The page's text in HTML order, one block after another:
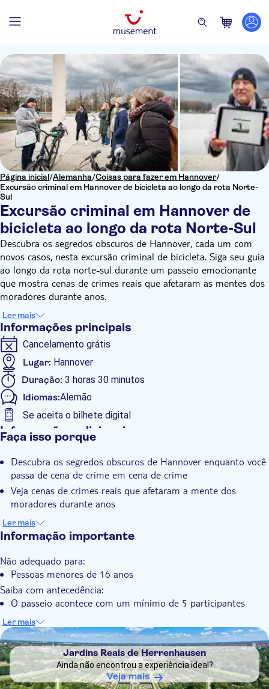
Página inicial/Alemanha/Coisas para fazer em Hannover/
Excursão criminal em Hannover de bicicleta ao longo da rota Norte-
Sul
Excursão criminal em Hannover de
bicicleta ao longo da rota Norte-Sul
Descubra os segredos obscuros de Hannover, cada um com
novos casos, nesta excursão criminal de bicicleta. Siga seu guia
ao longo da rota norte-sul durante um passeio emocionante
que mostra cenas de crimes reais que afetaram as mentes dos
moradores durante anos.
Ao longo do idílico Maschsee, você descobrirá quais casos
criminais verdadeiros aconteceram aqui nas últimas décadas e
quais ainda hoje estão parcialmente sem solução. O caminho
leva você do centro da cidade para os bairros vizinhos de
Hannover. Mas tenha cuidado: crimes verdadeiros e casos
criminais também aconteceram aqui.
Ler mais
Informações principais
Cancelamento grátis
Lugar: Hannover
Duração: 3 horas 30 minutos
Idiomas:Alemão
Se aceita o bilhete digital
Informações adicionais
Tour guiado
Faça isso porque
Descubra os segredos obscuros de Hannover enquanto você
passa de cena de crime em cena de crime
Veja cenas de crimes reais que afetaram a mente dos
moradores durante anos
Descubra os verdadeiros casos criminais que aconteceram
recentemente e ainda hoje estão parcialmente sem solução
Ler mais
Informação importante
Não adequado para:
Pessoas menores de 16 anos
Saiba com antecedência:
O passeio acontece com um mínimo de 5 participantes
Recomenda-se usar roupas confortáveis
Lembre-se de trazer:
Uma garrafa de água e um pequeno lanche
Ler mais
DSA1Jardins Reais de Herrenhausen
Jardins Reais de Herrenhausen
Ainda não encontrou a experiência ideal?
Veja mais